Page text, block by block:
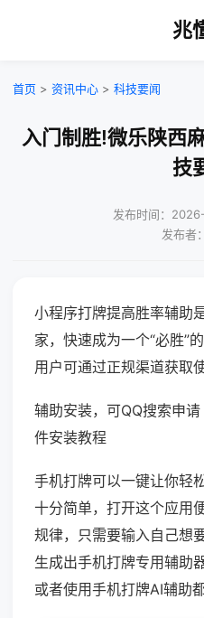
兆
首页 > 资讯中心 > 科技要闻
入门制胜!微乐陕西
技
发布时间：
发布者
小程序打牌提高胜率辅助
家，快速成为一个“必胜”
用户可通过正规渠道获取使
辅助安装，可QQ搜索申
件安装教程
手机打牌可以一键让你轻
十分简单，打开这个应用
规律，只需要输入自己想
生成出手机打牌专用辅助
或者使用手机打牌AI辅助